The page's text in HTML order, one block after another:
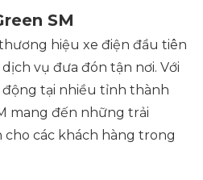
SM
hiệu xe điện đầu tiên
vụ đưa đón tận nơi. Với
tại nhiều tỉnh thành
mang đến những trải
các khách hàng trong